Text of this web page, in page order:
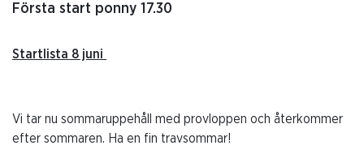
Första start ponny 17.30
Startlista 8 juni
Vi tar nu sommaruppehåll med provloppen och återkommer
efter sommaren. Ha en fin travsommar!